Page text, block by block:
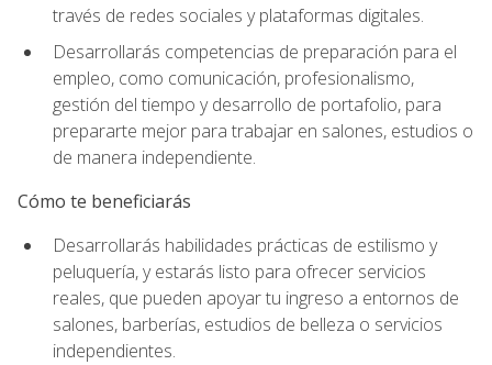
través de redes sociales y plataformas digitales.
Desarrollarás competencias de preparación para el
empleo, como comunicación, profesionalismo,
gestión del tiempo y desarrollo de portafolio, para
prepararte mejor para trabajar en salones, estudios o
de manera independiente.
Cómo te beneficiarás
Desarrollarás habilidades prácticas de estilismo y
peluquería, y estarás listo para ofrecer servicios
reales, que pueden apoyar tu ingreso a entornos de
salones, barberías, estudios de belleza o servicios
independientes.